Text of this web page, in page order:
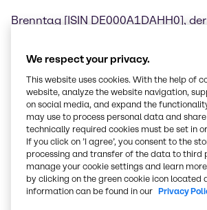
Brenntag [ISIN DE000A1DAHH0],
Gefahrstoffzentrum (GSZ)
bekannt, einem
Mischen und Abfüllen, die
chemischen Produkten in
Die 2008 gegründete Anlage in
die lokalen Kapazitäten und
Brenntag für wertschöpfende
regionale Kunden erweitern,
und Blenden sowie die Handhabung
We respect your privacy.
This website uses cookies. With the help of
website, analyze the website navigation,
on social media, and expand the
may use to process personal data and
technically required cookies must be set in
If you click on ’I agree’, you consent to the
processing and transfer of the data to third
manage your cookie settings and learn
by clicking on the green cookie icon
information can be found in our Privacy